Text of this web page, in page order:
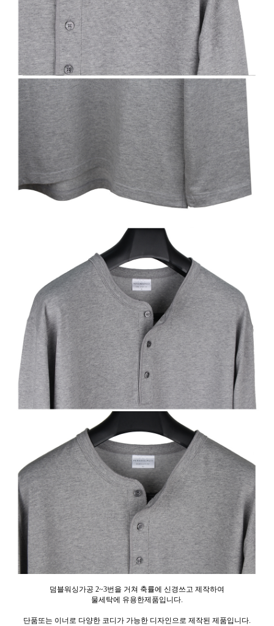
덤블워싱가공 2~3번을 거쳐 축률에 신경쓰고 제작하여
물세탁에 유용한제품입니다.
단품또는 이너로 다양한 코디가 가능한 디자인으로 제작된 제품입니다.